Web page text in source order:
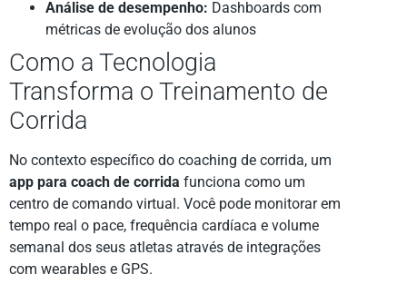
Análise de desempenho: Dashboards com
métricas de evolução dos alunos
Como a Tecnologia
Transforma o Treinamento de
Corrida
No contexto específico do coaching de corrida, um
app para coach de corrida funciona como um
centro de comando virtual. Você pode monitorar em
tempo real o pace, frequência cardíaca e volume
semanal dos seus atletas através de integrações
com wearables e GPS.